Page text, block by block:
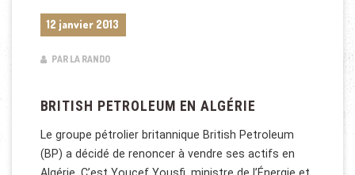
12 janvier 2013
PAR LA RANDO
BRITISH PETROLEUM EN ALGÉRIE
Le groupe pétrolier britannique British Petroleum
(BP) a décidé de renoncer à vendre ses actifs en
Algérie. C’est Youcef Yousfi, ministre de l’Énergie et